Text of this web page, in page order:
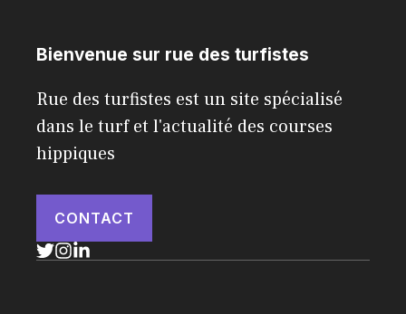
Bienvenue sur rue des turfistes
Rue des turfistes est un site spécialisé
dans le turf et l'actualité des courses
hippiques
CONTACT